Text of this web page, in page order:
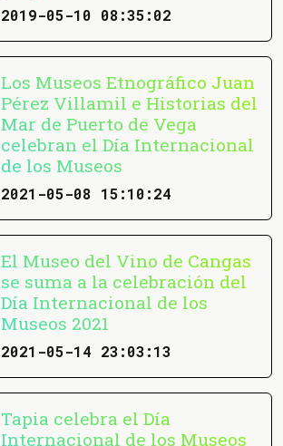
2019-05-10 08:35:02
Los Museos Etnográfico Juan
Pérez Villamil e Historias del
Mar de Puerto de Vega
celebran el Día Internacional
de los Museos
2021-05-08 15:10:24
El Museo del Vino de Cangas
se suma a la celebración del
Día Internacional de los
Museos 2021
2021-05-14 23:03:13
Tapia celebra el Día
Internacional de los Museos